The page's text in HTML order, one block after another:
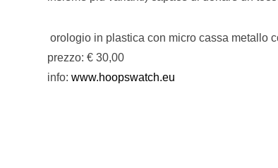
orologio in plastica con micro cassa metallo
prezzo: € 30,00
info: www.hoopswatch.eu